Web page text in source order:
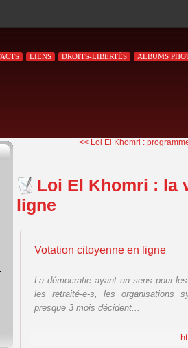
LIENS DROITS-LIBERTÉS ALBUMS
<< Loi El Khomri :
Loi El Khomri : la
ligne
Votation citoyenne en ligne
La démocratie ayant un sens pour
les retraité-e-s, les organisations
presque 3 mois décident...